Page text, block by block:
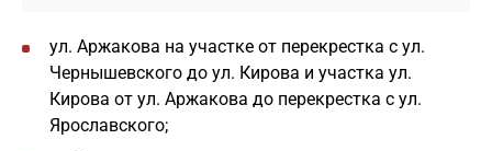
ул. Аржакова на участке от перекрестка с ул.
Чернышевского до ул. Кирова и участка ул.
Кирова от ул. Аржакова до перекрестка с ул.
Ярославского;